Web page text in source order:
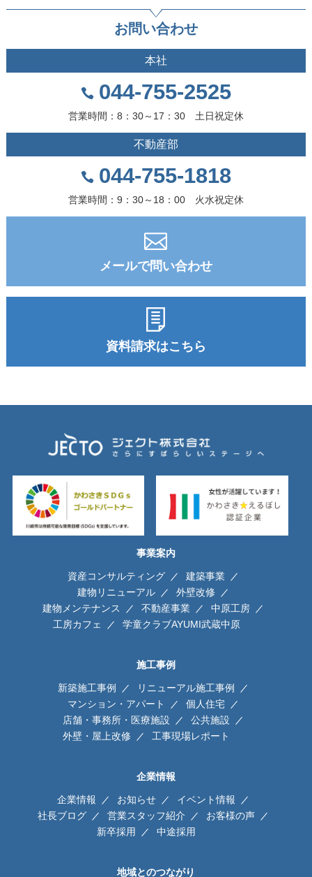
お問い合わせ
本社
044-755-2525
営業時間：8：30～17：30 土日祝定休
不動産部
044-755-1818
営業時間：9：30～18：00 火水祝定休
メールで問い合わせ
資料請求はこちら
事業案内
資産コンサルティング
建築事業
建物リニューアル
外壁改修
建物メンテナンス
不動産事業
中原工房
工房カフェ
学童クラブAYUMI武蔵中原
施工事例
新築施工事例
リニューアル施工事例
マンション・アパート
個人住宅
店舗・事務所・医療施設
公共施設
外壁・屋上改修
工事現場レポート
企業情報
企業情報 お知らせ
イベント情報
社長ブログ
営業スタッフ紹介
お客様の声
新卒採用
中途採用
地域とのつながり